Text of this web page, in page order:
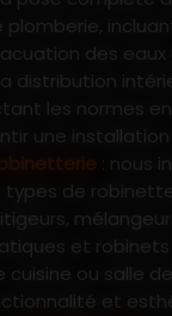
plomberie,
des eaux
distribution
les normes
une installation
: nous
de
et robinets
cuisine ou salle
et